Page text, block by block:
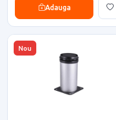
Adauga
Nou